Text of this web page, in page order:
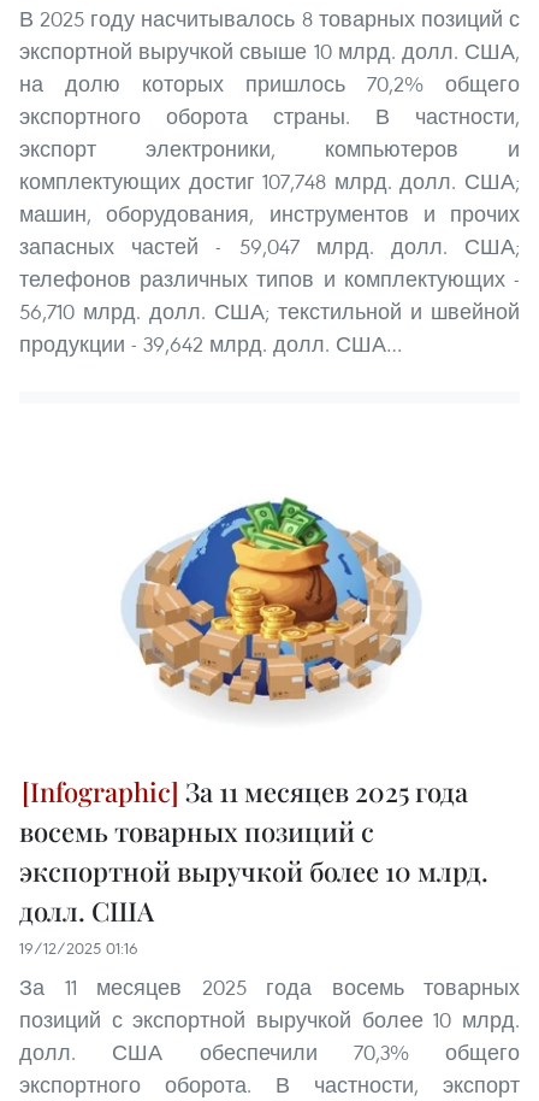
В 2025 году насчитывалось 8 товарных позиций с
экспортной выручкой свыше 10 млрд. долл. США,
на долю которых пришлось 70,2% общего
экспортного оборота страны. В частности,
экспорт электроники, компьютеров и
комплектующих достиг 107,748 млрд. долл. США;
машин, оборудования, инструментов и прочих
запасных частей - 59,047 млрд. долл. США;
телефонов различных типов и комплектующих -
56,710 млрд. долл. США; текстильной и швейной
продукции - 39,642 млрд. долл. США…
За 11 месяцев 2025 года
восемь товарных позиций с
экспортной выручкой более 10 млрд.
долл. США
19/12/2025 01:16
За 11 месяцев 2025 года восемь товарных
позиций с экспортной выручкой более 10 млрд.
долл. США обеспечили 70,3% общего
экспортного оборота. В частности, экспорт